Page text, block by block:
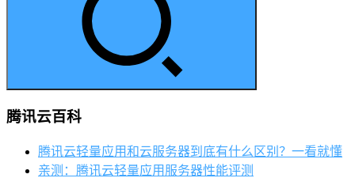
腾讯云百科
腾讯云轻量应用和云服务器到底有什么区别？一看就懂
亲测：腾讯云轻量应用服务器性能评测